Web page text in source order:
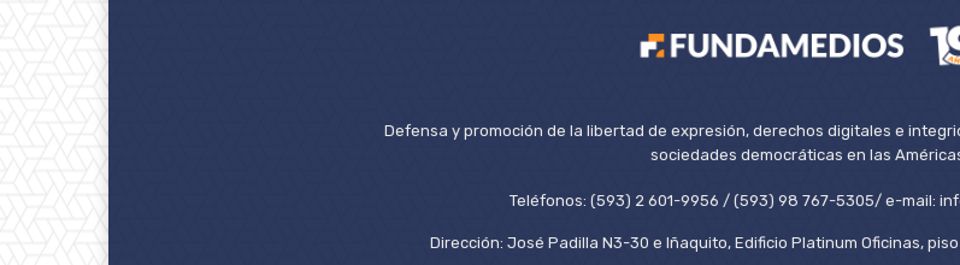
Defensa y promoción de la libertad de expresión, derechos digitales e
sociedades democráticas en las
Teléfonos: (593) 2 601-9956 / (593) 98 767-5305/ e-mail:
Dirección: José Padilla N3-30 e Iñaquito, Edificio Platinum Oficinas,